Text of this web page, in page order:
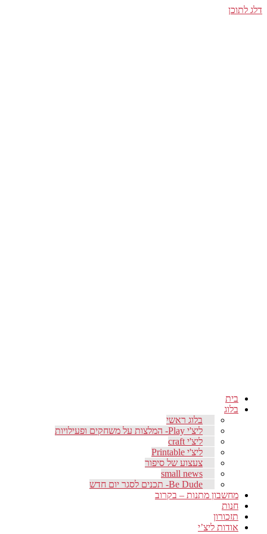
דלג לתוכן
בית
בלוג
בלוג ראשי
ליצ'י Play- המלצות על משחקים ופעילויות
ליצ'י craft
ליצ'י Printable
צעצוע של סיפור
small news
Be Dude- תכנים לסגר יום חדש
מחשבון מתנות – בקרוב
חנות
תזכורון
אודות ליצ’י